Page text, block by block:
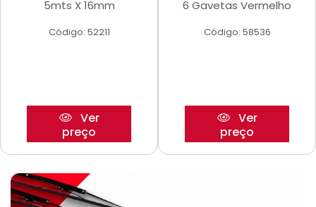
5mts X 16mm
Código: 52211
Ver
preço
6 Gavetas Vermelho
Código: 58536
Ver
preço